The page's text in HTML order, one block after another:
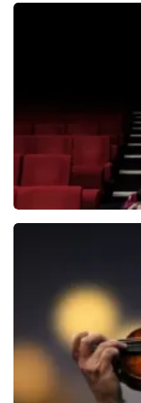
BEKIJKEN